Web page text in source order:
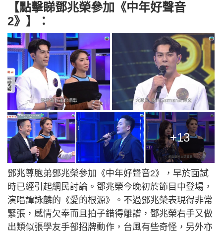
【點擊睇鄧兆榮參加《中年好聲音
2》 】：
+13
鄧兆尊胞弟鄧兆榮參加《中年好聲音2》，早於面試
時已經引起網民討論。鄧兆榮今晚初於節目中登場，
演唱譚詠麟的《愛的根源》。不過鄧兆榮表現得非常
緊張，感情欠奉而且拍子錯得離譜，鄧兆榮右手又做
出類似張學友手部招牌動作，台風有些奇怪，另外亦